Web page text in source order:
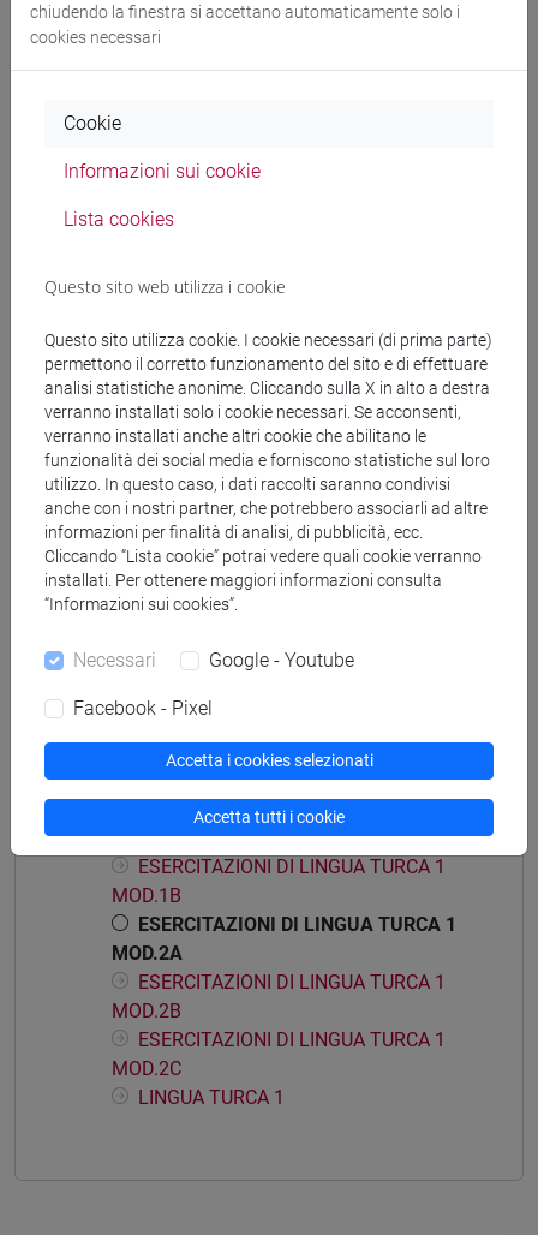
OZKAN GURSES Meral- 30h Esercitazioni
Materiali su Moodle
Corsi di studio e percorsi
E DELL'AFRICA MEDITERRANEA - Laurea
cina/giappone /corea/subcontinente indiano/
vicino e medio oriente
Mutua da
ESERCITAZIONI DI LINGUA TURCA 1 MOD.2A
[LT0054]
Struttura generale dell'insegnamento
LINGUA TURCA 1
ESERCITAZIONI DI LINGUA TURCA 1
MOD.1A
ESERCITAZIONI DI LINGUA TURCA 1
MOD.1B
ESERCITAZIONI DI LINGUA TURCA 1
MOD.2A
ESERCITAZIONI DI LINGUA TURCA 1
MOD.2B
ESERCITAZIONI DI LINGUA TURCA 1
MOD.2C
LINGUA TURCA 1
chiudendo la finestra si accettano automaticamente solo i
cookies necessari
Cookie
Informazioni sui cookie
Lista cookies
Questo sito web utilizza i cookie
Questo sito utilizza cookie. I cookie necessari (di prima parte)
permettono il corretto funzionamento del sito e di effettuare
analisi statistiche anonime. Cliccando sulla X in alto a destra
verranno installati solo i cookie necessari. Se acconsenti,
verranno installati anche altri cookie che abilitano le
funzionalità dei social media e forniscono statistiche sul loro
utilizzo. In questo caso, i dati raccolti saranno condivisi
anche con i nostri partner, che potrebbero associarli ad altre
informazioni per finalità di analisi, di pubblicità, ecc.
Cliccando “Lista cookie” potrai vedere quali cookie verranno
installati. Per ottenere maggiori informazioni consulta
“Informazioni sui cookies”.
Necessari Google - Youtube
Facebook - Pixel
Accetta i cookies selezionati
Accetta tutti i cookie